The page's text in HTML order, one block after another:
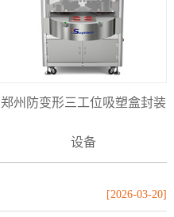
郑州防变形三工位吸塑盒封装
设备
[2026-03-20]